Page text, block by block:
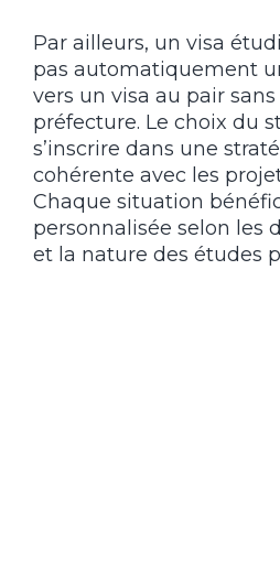
Par ailleurs, un visa
pas automatiquement
vers un visa au pair
préfecture. Le choix du
s’inscrire dans une
cohérente avec les
Chaque situation
personnalisée selon les
et la nature des études